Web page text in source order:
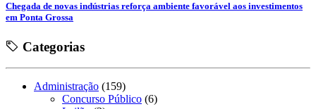
Chegada de novas indústrias reforça ambiente favorável aos investimentos
em Ponta Grossa
Categorias
Administração (159)
Concurso Público (6)